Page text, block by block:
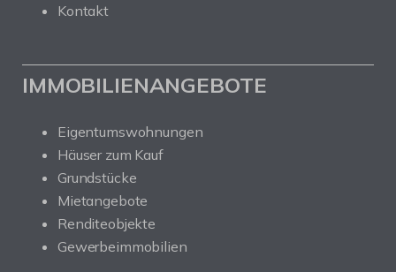
Kontakt
IMMOBILIENANGEBOTE
Eigentumswohnungen
Häuser zum Kauf
Grundstücke
Mietangebote
Renditeobjekte
Gewerbeimmobilien